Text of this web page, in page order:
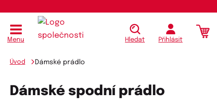
Menu Hledat Přihlásit
Úvod Dámské prádlo
Dámské spodní prádlo